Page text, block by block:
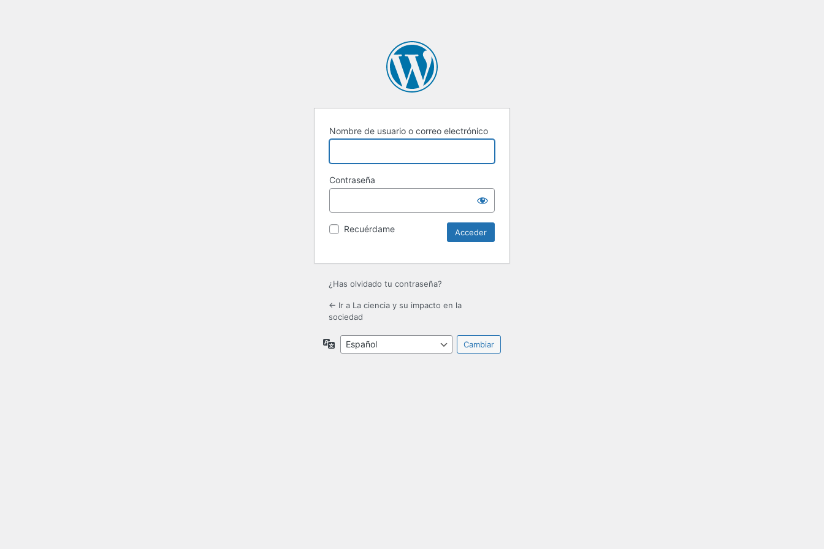
Nombre de usuario o correo electrónico
Contraseña
Recuérdame
¿Has olvidado tu contraseña?
← Ir a La ciencia y su impacto en la
sociedad
Idioma